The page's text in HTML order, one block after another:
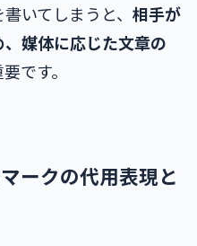
いてしまうと、 相手が
媒体に応じた文章の
です。
ークの代用表現と